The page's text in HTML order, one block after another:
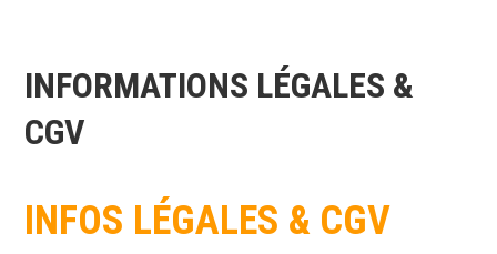
INFORMATIONS LÉGALES &
CGV
INFOS LÉGALES & CGV